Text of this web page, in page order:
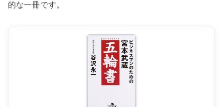
的な一冊です。